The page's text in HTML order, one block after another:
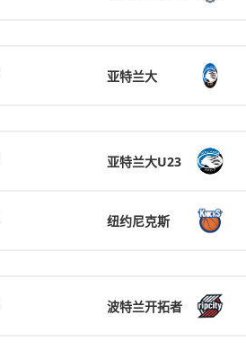
亚特兰大
亚特兰大U23
纽约尼克斯
波特兰开拓者